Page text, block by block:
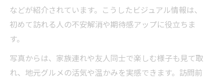
などが紹介されています。こうしたビジュアル情報は、
初めて訪れる人の不安解消や期待感アップに役立ちま
す。
写真からは、家族連れや友人同士で楽しむ様子も見て取
れ、地元グルメの活気や温かみを実感できます。訪問前